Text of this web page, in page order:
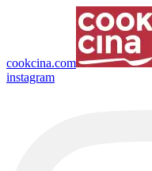
cookcina.com
instagram